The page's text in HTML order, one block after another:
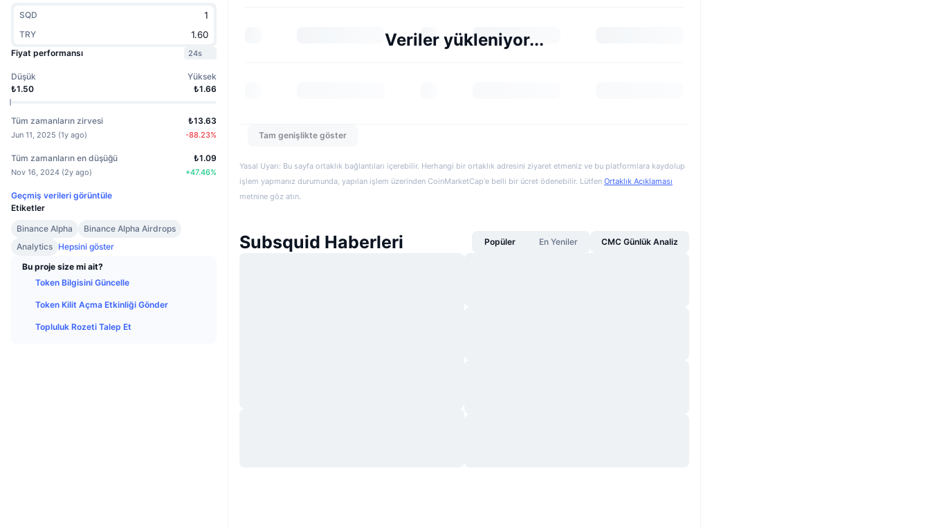
SQD
TRY
Fiyat performansı
24s
Düşük
₺1.50
Yüksek
₺1.66
Tüm zamanların zirvesi
Jun 11, 2025 (1y ago)
₺13.63
-88.23%
Tüm zamanların en düşüğü
Nov 16, 2024 (2y ago)
₺1.09
+47.46%
Geçmiş verileri görüntüle
Etiketler
Binance Alpha
Binance Alpha Airdrops
Analytics Hepsini göster
Bu proje size mi ait?
Token Bilgisini Güncelle
Token Kilit Açma Etkinliği Gönder
Topluluk Rozeti Talep Et
Veriler yükleniyor...
Tam genişlikte göster
Yasal Uyarı: Bu sayfa ortaklık bağlantıları içerebilir. Herhangi bir ortaklık adresini ziyaret etmeniz ve bu platformlara kaydolup
işlem yapmanız durumunda, yapılan işlem üzerinden CoinMarketCap'e belli bir ücret ödenebilir. Lütfen Ortaklık Açıklaması
metnine göz atın.
Subsquid Haberleri Popüler En Yeniler CMC Günlük Analiz